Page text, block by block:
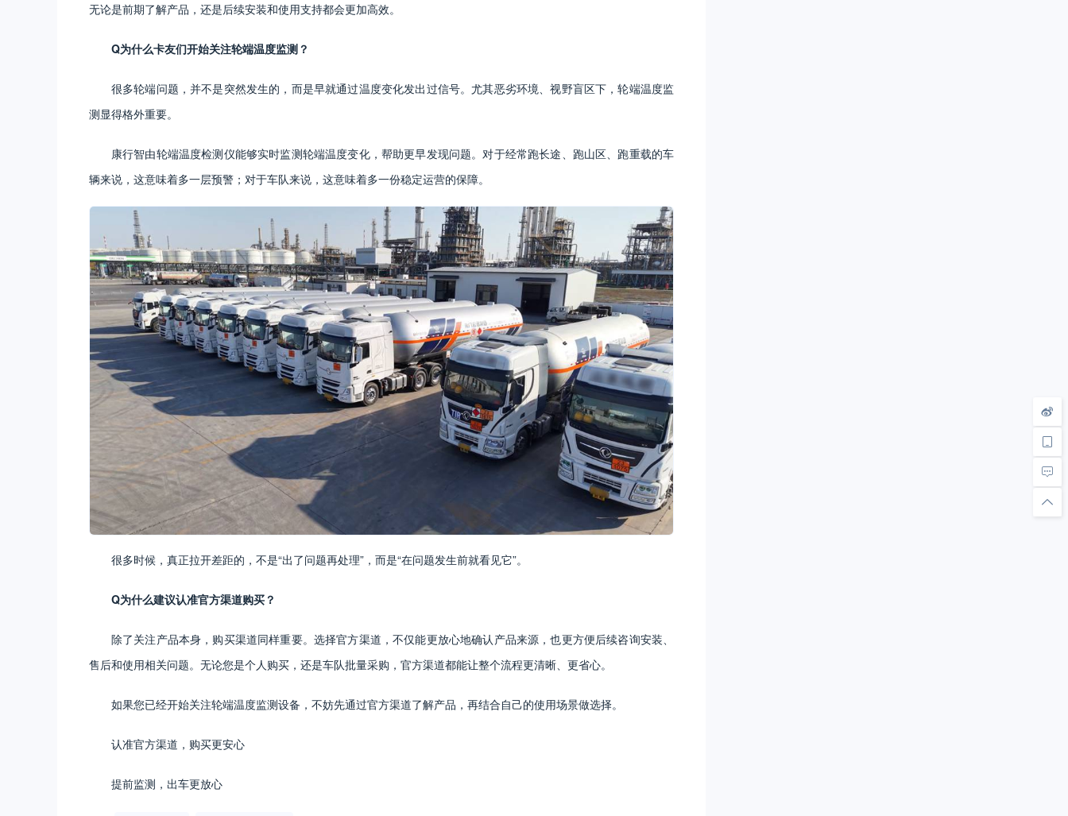
无论是前期了解产品，还是后续安装和使用支持都会更加高效。
Q为什么卡友们开始关注轮端温度监测？
很多轮端问题，并不是突然发生的，而是早就通过温度变化发出过信号。尤其恶劣环境、视野盲区下，轮端温度监
测显得格外重要。
康行智由轮端温度检测仪能够实时监测轮端温度变化，帮助更早发现问题。对于经常跑长途、跑山区、跑重载的车
辆来说，这意味着多一层预警；对于车队来说，这意味着多一份稳定运营的保障。
很多时候，真正拉开差距的，不是“出了问题再处理”，而是“在问题发生前就看见它”。
Q为什么建议认准官方渠道购买？
除了关注产品本身，购买渠道同样重要。选择官方渠道，不仅能更放心地确认产品来源，也更方便后续咨询安装、
售后和使用相关问题。无论您是个人购买，还是车队批量采购，官方渠道都能让整个流程更清晰、更省心。
如果您已经开始关注轮端温度监测设备，不妨先通过官方渠道了解产品，再结合自己的使用场景做选择。
认准官方渠道，购买更安心
提前监测，出车更放心